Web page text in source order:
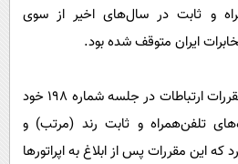
سلامت
فرهنگی
اجتماعی
حیات وحش
و ثابت‌ در سال‌های اخیر از سوی
ایران متوقف شده بود.
هم‌اکنون کمیسیون تنظیم مقررات ارتباطات در جلسه شماره 198 خود‌
تلفن‌همراه و ثابت رند (مرتب) و
این مقررات پس از ابلاغ به اپراتورها‌